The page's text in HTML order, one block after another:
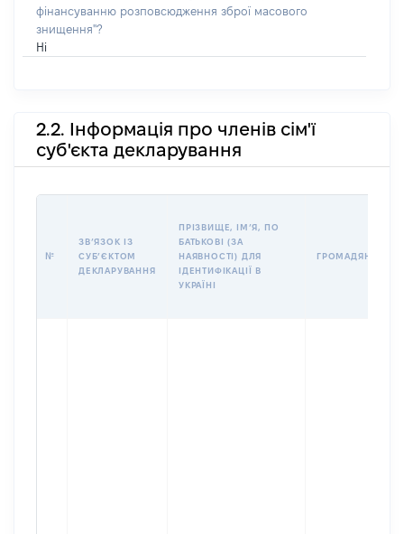
фінансуванню розповсюдження зброї масового
знищення"?
Ні
2.2. Інформація про членів сім'ї
суб'єкта декларування
№
ЗВʼЯЗОК ІЗ
СУБʼЄКТОМ
ДЕКЛАРУВАННЯ
ПРІЗВИЩЕ, ІМʼЯ, ПО
БАТЬКОВІ (ЗА
НАЯВНОСТІ) ДЛЯ
ІДЕНТИФІКАЦІЇ В
УКРАЇНІ
ГРОМАДЯНСТВО